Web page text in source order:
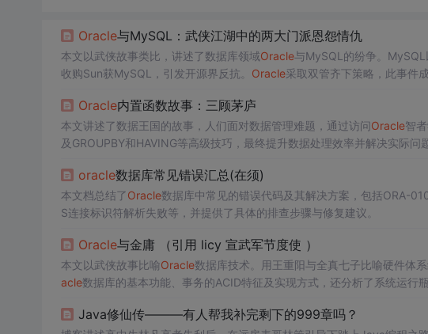
Oracle与MySQL：武侠江湖中的两大门派恩怨情仇
本文以武侠故事类比，讲述了数据库领域Oracle与MySQL的纷争。
收购Sun获MySQL，引发开源界反抗。 Oracle采取双管齐下策略，此事件
Oracle内置函数故事：三顾茅庐
本文讲述了数据王国的故事，人们面对数据管理难题，通过访问Oracle智
及GROUPBY和HAVING等高级技巧，最终提升数据处理效率并解决实际问题
oracle数据库常见错误汇总(在须)
本文档总结了Oracle数据库中常见的错误代码及其解决方案，包括ORA-
S连接标识符解析失败等，并提供了具体的排查步骤与修复建议。
Oracle与金庸 （引用 licy 宣武军节度使 ）
本文以武侠故事比喻Oracle数据库技术。用王重阳与全真七子比喻硬件体
acle数据库的基本功能、事务的ACID特征及实现方式，还分析了系统运行
Java修仙传———有人帮我补完剩下的999章吗？